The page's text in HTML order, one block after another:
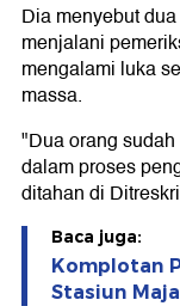
Dia menyebut
menjalani
mengalami luka
massa.
"Dua orang
dalam proses
ditahan di
Baca juga:
Komplotan
Stasiun